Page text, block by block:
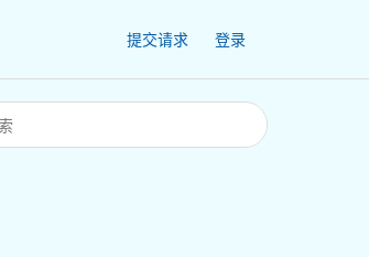
提交请求 登录